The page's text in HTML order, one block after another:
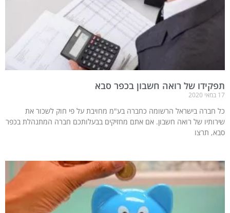
תפקידו של רואה חשבון בכפר סבא
17 במאי 2020
כל חברה בישראל הרשומה כחברה בע"מ מחויבת על פי חוק לשכור את
שירותיו של רואה חשבון. אם אתם מחזיקים בבעלותכם חברה המתנהלת בכפר
סבא, תרצו